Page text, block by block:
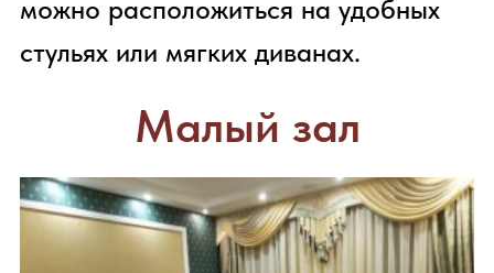
Уютная
атмосфера
Яндекс Карты
Яндекс Карты — транспорт, навигация, поиск мест